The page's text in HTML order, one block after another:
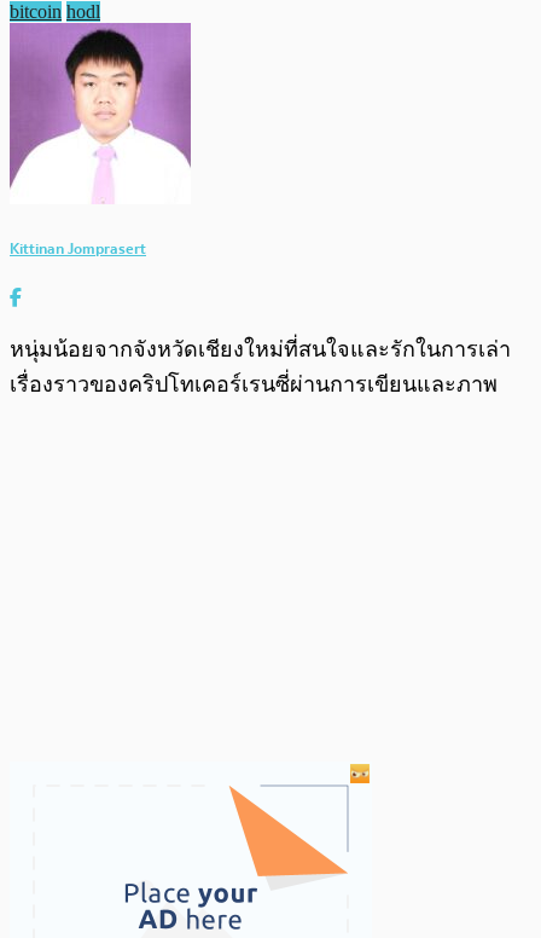
bitcoin hodl
Kittinan Jomprasert
หนุ่มน้อยจากจังหวัดเชียงใหม่ที่สนใจและรักในการเล่า
เรื่องราวของคริปโทเคอร์เรนซี่ผ่านการเขียนและภาพ